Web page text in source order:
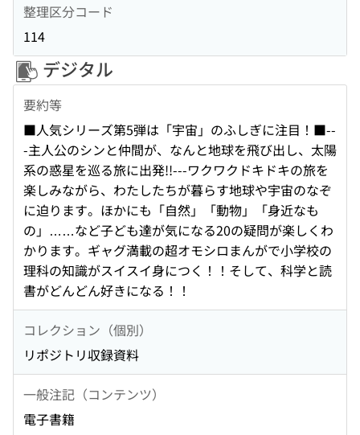
整理区分コード
114
デジタル
要約等
■人気シリーズ第5弾は「宇宙」のふしぎに注目！■--
-主人公のシンと仲間が、なんと地球を飛び出し、太陽
系の惑星を巡る旅に出発!!---ワクワクドキドキの旅を
楽しみながら、わたしたちが暮らす地球や宇宙のなぞ
に迫ります。ほかにも「自然」「動物」「身近なも
の」……など子ども達が気になる20の疑問が楽しくわ
かります。ギャグ満載の超オモシロまんがで小学校の
理科の知識がスイスイ身につく！！そして、科学と読
書がどんどん好きになる！！
コレクション（個別）
リポジトリ収録資料
一般注記（コンテンツ）
電子書籍